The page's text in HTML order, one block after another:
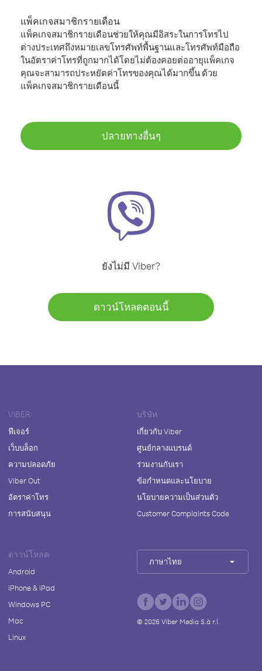
แพ็คเกจสมาชิกรายเดือน
แพ็คเกจสมาชิกรายเดือนช่วยให้คุณมีอิสระในการโทรไป
ต่างประเทศถึงหมายเลขโทรศัพท์พื้นฐานและโทรศัพท์มือถือ
ในอัตราค่าโทรที่ถูกมากได้โดยไม่ต้องคอยต่ออายุแพ็คเกจ
คุณจะสามารถประหยัดค่าโทรของคุณได้มากขึ้น ด้วย
แพ็คเกจสมาชิกรายเดือนนี้
ปลายทางอื่นๆ
ยังไม่มี Viber?
ดาวน์โหลดตอนนี้
VIBER
ฟีเจอร์
เว็บบล็อก
ความปลอดภัย
Viber Out
อัตราค่าโทร
การสนับสนุน
บริษัท
เกี่ยวกับ Viber
ศูนย์กลางแบรนด์
ร่วมงานกับเรา
ข้อกำหนดและนโยบาย
นโยบายความเป็นส่วนตัว
Customer Complaints Code
ดาวน์โหลด
Android
iPhone & iPad
Windows PC
Mac
Linux
ภาษาไทย
© 2026Viber Media S.à r.l.